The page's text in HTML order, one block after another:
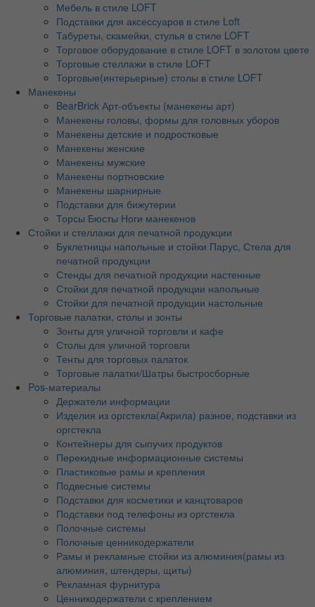
Мебель в стиле LOFT
Подставки для аксессуаров в стиле Loft
Табуреты, скамейки, стулья в стиле LOFT
Торговое оборудование в стиле LOFT в золотом цвете
Торговые стеллажи в стиле LOFT
Торговые(интерьерные) столы в стиле LOFT
Манекены
BearBrick Арт-объекты (манекены арт)
Манекены головы, формы для головных уборов
Манекены детские и подростковые
Манекены женские
Манекены мужские
Манекены портновские
Манекены шарнирные
Подставки для бижутерии
Торсы Бюсты Ноги манекенов
Стойки и стеллажи для печатной продукции
Буклетницы напольные и стойки Парус, Стела для
печатной продукции
Стенды для печатной продукции настенные
Стойки для печатной продукции напольные
Стойки для печатной продукции настольные
Торговые палатки, столы и зонты
Зонты для уличной торговли и кафе
Столы для уличной торговли
Тенты для торговых палаток
Торговые палатки/Шатры быстросборные
Pos-материалы
Держатели информации
Изделия из оргстекла(Акрила) разное, подставки из
оргстекла
Контейнеры для сыпучих продуктов
Перекидные информационные системы
Пластиковые рамы и крепления
Подвесные системы
Подставки для косметики и канцтоваров
Подставки под телефоны из оргстекла
Полочные системы
Полочные ценникодержатели
Рамы и рекламные стойки из алюминия(рамы из
алюминия, штендеры, щиты)
Рекламная фурнитура
Ценникодержатели с креплением